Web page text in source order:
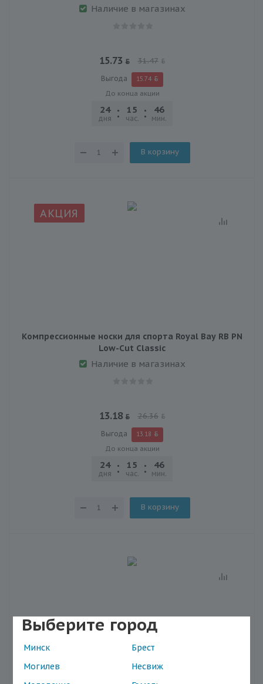
Выберите город
Минск
Брест
Могилев
Несвиж
Наличие в магазинах
15.73 31.47
Выгода 15.74
До конца акции
24
дня
15
час.
46
мин.
В корзину
АКЦИЯ
Компрессионные носки для спорта Royal Bay RB PN
Low-Сut Classic
Наличие в магазинах
13.18 26.36
Выгода 13.18
До конца акции
24
дня
15
час.
46
мин.
В корзину